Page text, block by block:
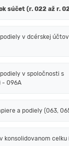
súčet (r. 022 až r.
v dcérskej
v spoločnosti s
- 096A
a podiely (063,
konsolidovanom celku